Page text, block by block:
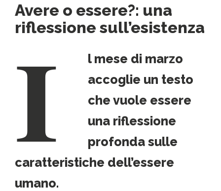
Avere o essere?: una
riflessione sull’esistenza
I
l mese di marzo
accoglie un testo
che vuole essere
una riflessione
profonda sulle
caratteristiche dell’essere
umano.